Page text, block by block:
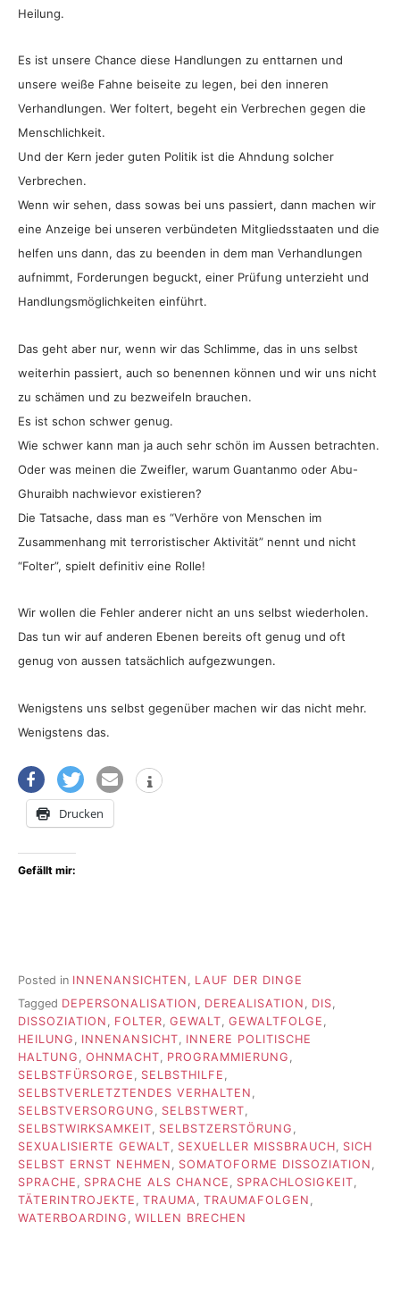
Heilung.
Es ist unsere Chance diese Handlungen zu enttarnen und
unsere weiße Fahne beiseite zu legen, bei den inneren
Verhandlungen. Wer foltert, begeht ein Verbrechen gegen die
Menschlichkeit.
Und der Kern jeder guten Politik ist die Ahndung solcher
Verbrechen.
Wenn wir sehen, dass sowas bei uns passiert, dann machen wir
eine Anzeige bei unseren verbündeten Mitgliedsstaaten und die
helfen uns dann, das zu beenden in dem man Verhandlungen
aufnimmt, Forderungen beguckt, einer Prüfung unterzieht und
Handlungsmöglichkeiten einführt.
Das geht aber nur, wenn wir das Schlimme, das in uns selbst
weiterhin passiert, auch so benennen können und wir uns nicht
zu schämen und zu bezweifeln brauchen.
Es ist schon schwer genug.
Wie schwer kann man ja auch sehr schön im Aussen betrachten.
Oder was meinen die Zweifler, warum Guantanmo oder Abu-
Ghuraibh nachwievor existieren?
Die Tatsache, dass man es “Verhöre von Menschen im
Zusammenhang mit terroristischer Aktivität” nennt und nicht
“Folter”, spielt definitiv eine Rolle!
Wir wollen die Fehler anderer nicht an uns selbst wiederholen.
Das tun wir auf anderen Ebenen bereits oft genug und oft
genug von aussen tatsächlich aufgezwungen.
Wenigstens uns selbst gegenüber machen wir das nicht mehr.
Wenigstens das.
Drucken
Gefällt mir:
Posted in INNENANSICHTEN
LAUF DER DINGE
Tagged DEPERSONALISATION , DEREALISATION , DIS,
DISSOZIATION , FOLTER, GEWALT, GEWALTFOLGE ,
HEILUNG , INNENANSICHT, INNERE POLITISCHE
HALTUNG , OHNMACHT, PROGRAMMIERUNG ,
SELBSTFÜRSORGE , SELBSTHILFE ,
SELBSTVERLETZTENDES VERHALTEN ,
SELBSTVERSORGUNG , SELBSTWERT,
SELBSTWIRKSAMKEIT, SELBSTZERSTÖRUNG ,
SEXUALISIERTE GEWALT, SEXUELLER MISSBRAUCH, SICH
SELBST ERNST NEHMEN , SOMATOFORME DISSOZIATION ,
SPRACHE , SPRACHE ALS CHANCE , SPRACHLOSIGKEIT,
TÄTERINTROJEKTE , TRAUMA, TRAUMAFOLGEN ,
WATERBOARDING , WILLEN BRECHEN